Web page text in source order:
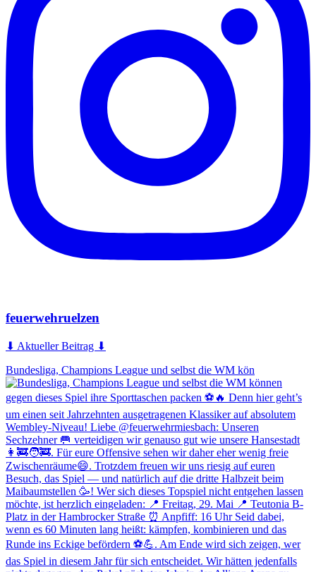
feuerwehruelzen
⬇ Aktueller Beitrag ⬇
Bundesliga, Champions League und selbst die WM kön